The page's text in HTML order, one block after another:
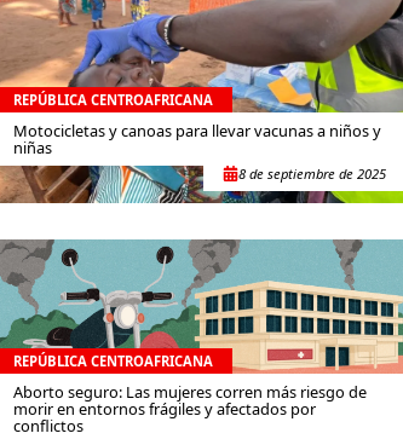
REPÚBLICA CENTROAFRICANA
Motocicletas y canoas para llevar vacunas a niños y
niñas
8 de septiembre de 2025
REPÚBLICA CENTROAFRICANA
Aborto seguro: Las mujeres corren más riesgo de
morir en entornos frágiles y afectados por
conflictos